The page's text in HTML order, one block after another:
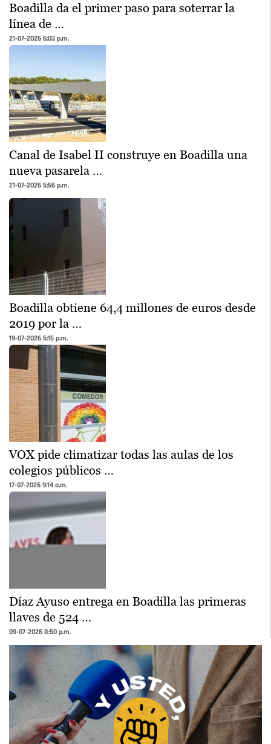
Boadilla da el primer paso para soterrar la
línea de …
21-07-2026 6:03 p.m.
Canal de Isabel II construye en Boadilla una
nueva pasarela …
21-07-2026 5:56 p.m.
Boadilla obtiene 64,4 millones de euros desde
2019 por la …
19-07-2026 5:15 p.m.
VOX pide climatizar todas las aulas de los
colegios públicos …
17-07-2026 9:14 a.m.
Díaz Ayuso entrega en Boadilla las primeras
llaves de 524 …
09-07-2026 8:50 p.m.